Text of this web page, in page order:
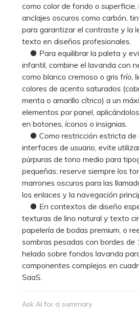
como color de fondo o superficie,
anclajes oscuros como carbón,
para garantizar el contraste y la
texto en diseños profesionales.
● Para equilibrar la paleta y
infantil, combine el lavanda con
como blanco cremoso o gris frío,
colores de acento saturados
menta o amarillo cítrico) a un
elementos por panel,
en botones, íconos o insignias.
● Como restricción estricta de
interfaces de usuario, evite
púrpuras de tono medio para
pequeñas; reserve siempre los
marrones oscuros para las
los enlaces y la navegación
● En contextos de diseño
texturas de lino natural y texto
papelería de bodas premium, o
sombras pesadas con bordes de
helado sobre fondos lavanda
componentes complejos en
SaaS.
Ask AI for a summary